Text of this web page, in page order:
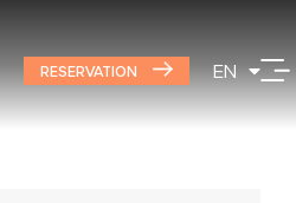
RESERVATION EN
PL